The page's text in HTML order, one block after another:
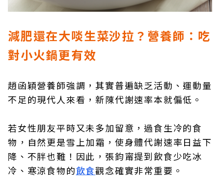
減肥還在大啖生菜沙拉？營養師：吃
對小火鍋更有效
趙函穎營養師強調，其實普遍缺乏活動、運動量
不足的現代人來看，新陳代謝速率本就偏低。
若女性朋友平時又未多加留意，過食生冷的食
物，自然更是雪上加霜，使身體代謝速率日益下
降、不胖也難！因此，張鈞甯提到飲食少吃冰
冷、寒涼食物的飲食觀念確實非常重要。